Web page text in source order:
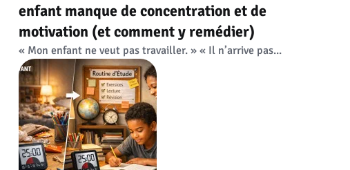
enfant manque de concentration et de
motivation (et comment y remédier)
« Mon enfant ne veut pas travailler. » « Il n’arrive pas...